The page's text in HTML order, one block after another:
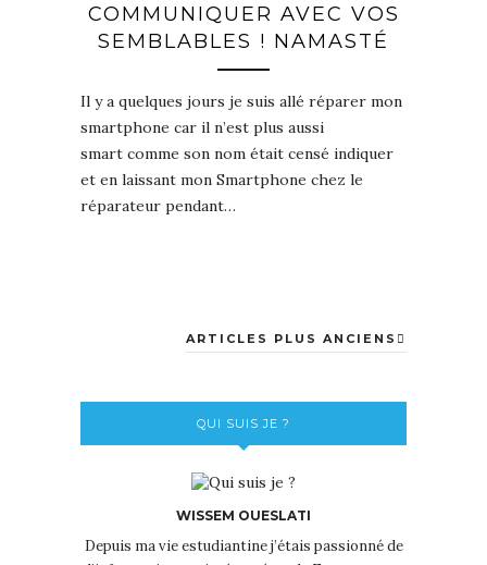
COMMUNIQUER AVEC VOS
SEMBLABLES ! NAMASTÉ
Il y a quelques jours je suis allé réparer mon
smartphone car il n’est plus aussi
smart comme son nom était censé indiquer
et en laissant mon Smartphone chez le
réparateur pendant…
ARTICLES PLUS ANCIENS
QUI SUIS JE ?
WISSEM OUESLATI
Depuis ma vie estudiantine j’étais passionné de